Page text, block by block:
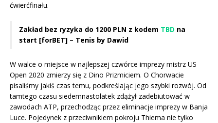
ćwierćfinału.
Zakład bez ryzyka do 1200 PLN z kodem TBD na
start [forBET] – Tenis by Dawid
W walce o miejsce w najlepszej czwórce imprezy mistrz US
Open 2020 zmierzy się z Dino Prizmiciem. O Chorwacie
pisaliśmy jakiś czas temu, podkreślając jego szybki rozwój. Od
tamtego czasu siedemnastolatek zdążył zadebiutować w
zawodach ATP, przechodząc przez eliminacje imprezy w Banja
Luce. Pojedynek z przeciwnikiem pokroju Thiema nie tylko